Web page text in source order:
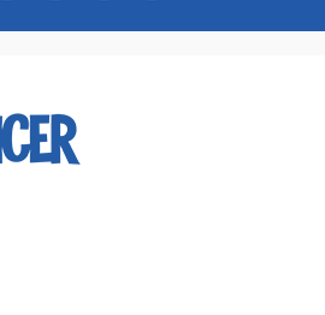
w
t
t
i
k
e
a